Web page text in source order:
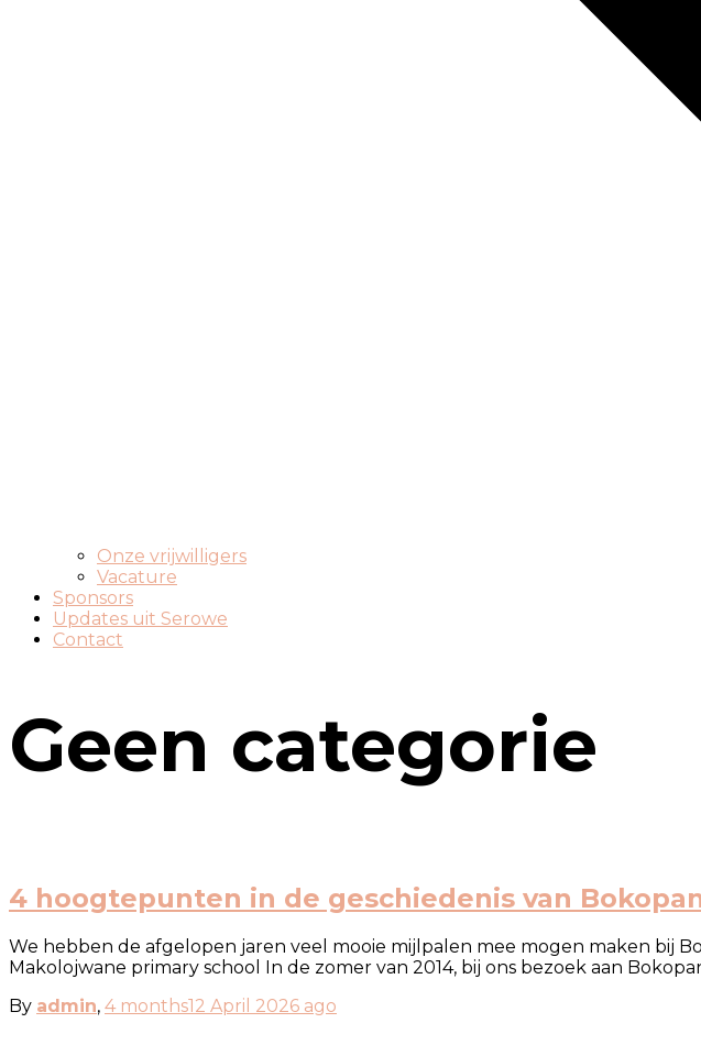
Onze vrijwilligers
Vacature
Sponsors
Updates uit Serowe
Contact
Geen categorie
4 hoogtepunten in de geschiedenis van
We hebben de afgelopen jaren veel mooie mijlpalen mee mogen maken bij
Makolojwane primary school In de zomer van 2014, bij ons bezoek aan
By admin, 4 months12 April 2026 ago